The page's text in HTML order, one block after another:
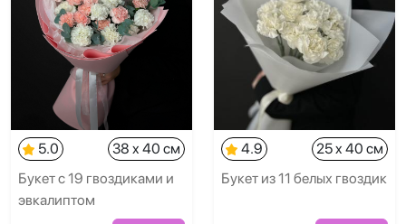
5.0
38 x 40 см
Букет с 19 гвоздиками и
эвкалиптом
4.9
25 x 40 см
Букет из 11 белых гвоздик